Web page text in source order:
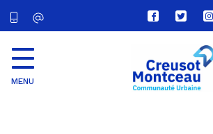
Lien
vers
compte
Facebook
Lien
vers
Twitter
le
MENU